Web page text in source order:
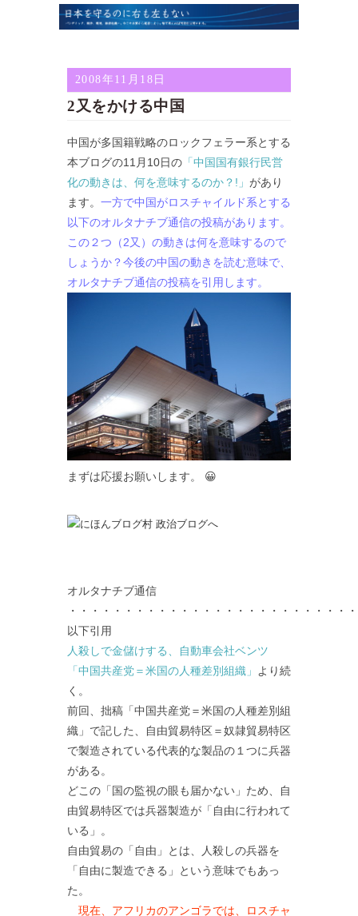
2008年11月18日
2又をかける中国
中国が多国籍戦略のロックフェラー系とする
本ブログの11月10日の 「中国国有銀行民営
化の動きは、何を意味するのか？!」 があり
ます。 一方で中国がロスチャイルド系とする
以下のオルタナチブ通信の投稿があります。
この２つ（2又）の動きは何を意味するので
しょうか？今後の中国の動きを読む意味で、
オルタナチブ通信の投稿を引用します。
まずは応援お願いします。 😀
オルタナチブ通信
・・・・・・・・・・・・・・・・・・・・・・・・
以下引用
人殺しで金儲けする、自動車会社ベンツ
「中国共産党＝米国の人種差別組織」
より続
く。
前回、拙稿「中国共産党＝米国の人種差別組
織」で記した、自由貿易特区＝奴隷貿易特区
で製造されている代表的な製品の１つに兵器
がある。
どこの「国の監視の眼も届かない」ため、自
由貿易特区では兵器製造が「自由に行われて
いる」。
自由貿易の「自由」とは、人殺しの兵器を
「自由に製造できる」という意味でもあっ
た。
現在、アフリカのアンゴラでは、ロスチャ